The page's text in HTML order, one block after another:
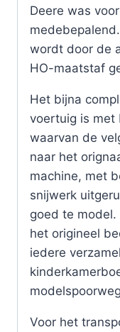
Deere was
wordt door de
HO-maatstaf
Het bijna
voertuig is met
waarvan de
naar het
machine, met
snijwerk
goed te
het origineel
iedere
Voor het